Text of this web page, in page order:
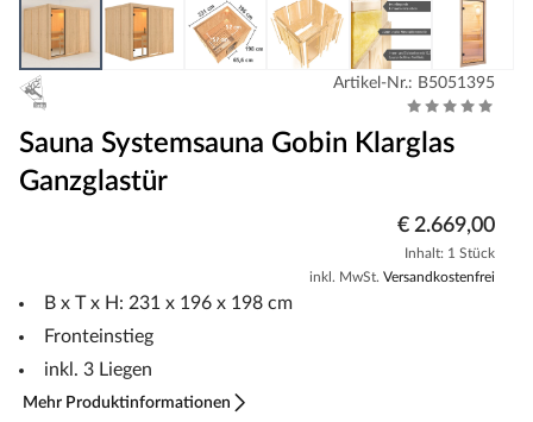
Artikel-Nr.: B5051395
Sauna Systemsauna Gobin Klarglas
Ganzglastür
€ 2.669,00
Inhalt: 1 Stück
inkl. MwSt. Versandkostenfrei
B x T x H: 231 x 196 x 198 cm
Fronteinstieg
inkl. 3 Liegen
Mehr Produktinformationen